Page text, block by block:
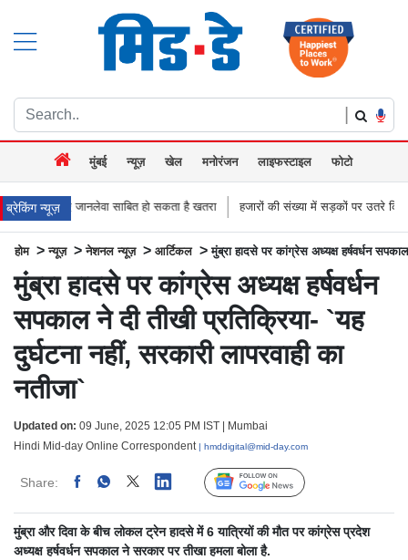
|
मुंबई न्यूज़ खेल मनोरंजन लाइफस्टाइल फोटो
ब्रेकिंग न्यूज़
साबित हो सकता है खतरा हजारों की संख्या में सड़कों पर उतरे किसान, नागपुर-हैदराबाद
होम >न्यूज़ >नेशनल न्यूज़ > आर्टिकल >मुंब्रा हादसे पर कांग्रेस अध्यक्ष हर्षवर्धन
मुंब्रा हादसे पर कांग्रेस अध्यक्ष हर्षवर्धन
सपकाल ने दी तीखी प्रतिक्रिया- `यह
दुर्घटना नहीं, सरकारी लापरवाही का
नतीजा`
Updated on: 09 June, 2025 12:05 PM IST | Mumbai
Hindi Mid-day Online Correspondent | hmddigital@mid-day.com
Share: Linked Follow Us
मुंब्रा और दिवा के बीच लोकल ट्रेन हादसे में 6 यात्रियों की मौत पर कांग्रेस प्रदेश
अध्यक्ष हर्षवर्धन सपकाल ने सरकार पर तीखा हमला बोला है.